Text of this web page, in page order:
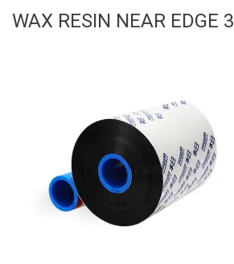
WAX RESIN NEAR EDGE 3